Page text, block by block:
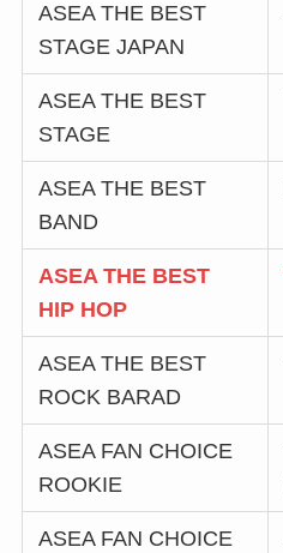
ASEA THE BEST
STAGE JAPAN
ASEA THE BEST
STAGE
ASEA THE BEST
BAND
ASEA THE BEST
HIP HOP
ASEA THE BEST
ROCK BARAD
ASEA FAN CHOICE
ROOKIE
ASEA FAN CHOICE